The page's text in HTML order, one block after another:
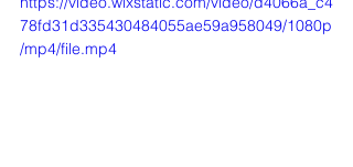
78fd31d335430484055ae59a958049/1080p
/mp4/file.mp4